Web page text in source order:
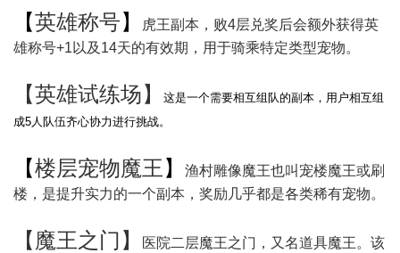
【英雄称号】
虎王副本，败4层兑奖后会额外获得英
雄称号+1以及14天的有效期，用于骑乘特定类型宠物。
【英雄试练场】
这是一个需要相互组队的副本，用户相互组
成5人队伍齐心协力进行挑战。
【楼层宠物魔王 】
渔村雕像魔王也叫宠楼魔王或刷
楼，是提升实力的一个副本，奖励几乎都是各类稀有宠物。
【 魔王之门 】
医院二层魔王之门，又名道具魔王。该